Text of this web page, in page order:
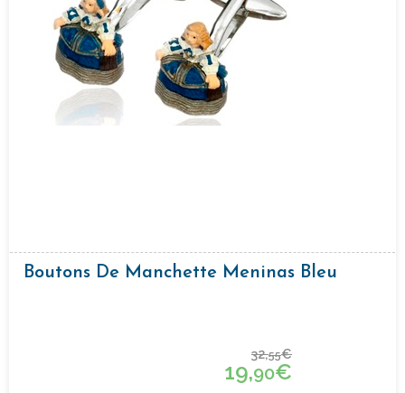
Boutons De Manchette Meninas Bleu
32,55€
19,90€